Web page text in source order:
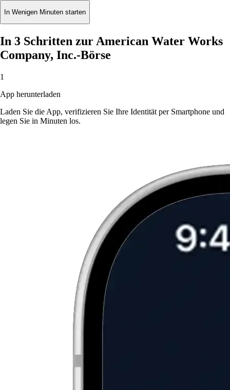
In Wenigen Minuten starten
In 3 Schritten zur American Water Works
Company, Inc.-Börse
1
App herunterladen
Laden Sie die App, verifizieren Sie Ihre Identität per Smartphone und
legen Sie in Minuten los.